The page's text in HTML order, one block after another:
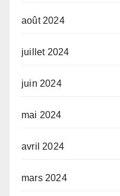
août 2024
juillet 2024
juin 2024
mai 2024
avril 2024
mars 2024